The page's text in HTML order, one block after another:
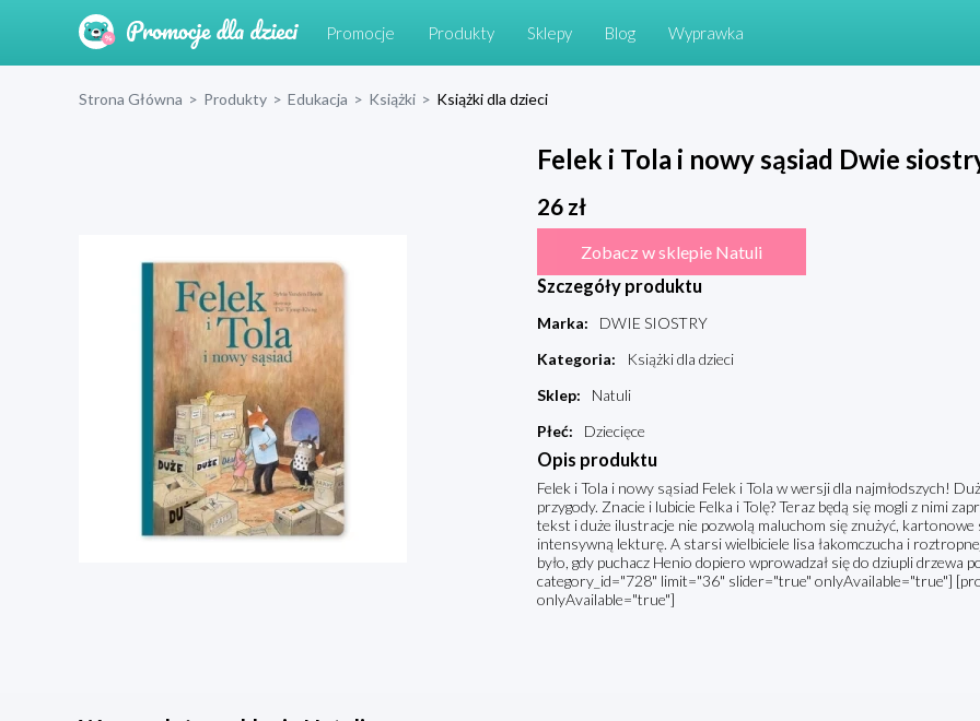
Promocje Produkty Sklepy Blog Wyprawka
Strona Główna > Produkty > Edukacja > Książki > Książki dla dzieci
Felek i Tola i nowy sąsiad Dwie
26zł
Zobacz w sklepie Natuli
Szczegóły produktu
Marka:
DWIE SIOSTRY
Kategoria:
Książki dla dzieci
Sklep:
Natuli
Płeć: Dziecięce
Opis produktu
Felek i Tola i nowy sąsiad Felek i Tola w wersji dla najmłodszych!
przygody. Znacie i lubicie Felka i Tolę? Teraz będą się mogli z nimi
tekst i duże ilustracje nie pozwolą maluchom się znużyć,
intensywną lekturę. A starsi wielbiciele lisa łakomczucha i
było, gdy puchacz Henio dopiero wprowadzał się do dziupli drzewa
category_id="728" limit="36" slider="true" onlyAvailable="true"]
onlyAvailable="true"]